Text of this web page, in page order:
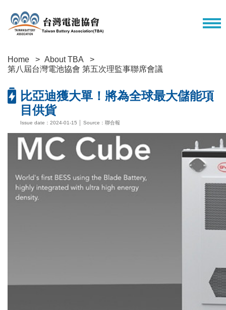
Home
About TBA
第八屆台灣電池協會 第五次理監事聯席會議
比亞迪獲大單！將為全球最大儲能項
目供貨
Issue date：2024-01-15 │ Source：聯合報